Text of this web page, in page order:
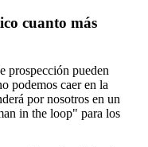
cuanto más
prospección pueden
podemos caer en la
por nosotros en un
in the loop" para los